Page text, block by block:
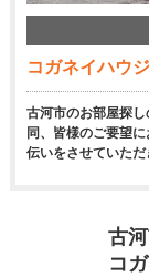
コガネイハウ
古河市のお部屋探
同、皆様のご要望
伝いをさせていただ
古
コ